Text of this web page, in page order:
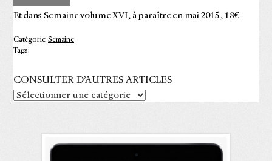
Et dans Semaine volume XVI, à paraître en mai 2015, 18€
Catégorie: Semaine
Tags:
CONSULTER D’AUTRES ARTICLES